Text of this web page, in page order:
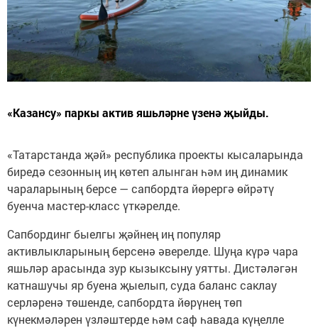
«Казансу» паркы актив яшьләрне үзенә җыйды.
«Татарстанда җәй» республика проекты кысаларында
биредә сезонның иң көтеп алынган һәм иң динамик
чараларының берсе — сапбордта йөрергә өйрәтү
буенча мастер-класс үткәрелде.
Сапбординг быелгы җәйнең иң популяр
активлыкларының берсенә әверелде. Шуңа күрә чара
яшьләр арасында зур кызыксыну уятты. Дистәләгән
катнашучы яр буена җыелып, суда баланс саклау
серләренә төшенде, сапбордта йөрүнең төп
күнекмәләрен үзләштерде һәм саф һавада күңелле